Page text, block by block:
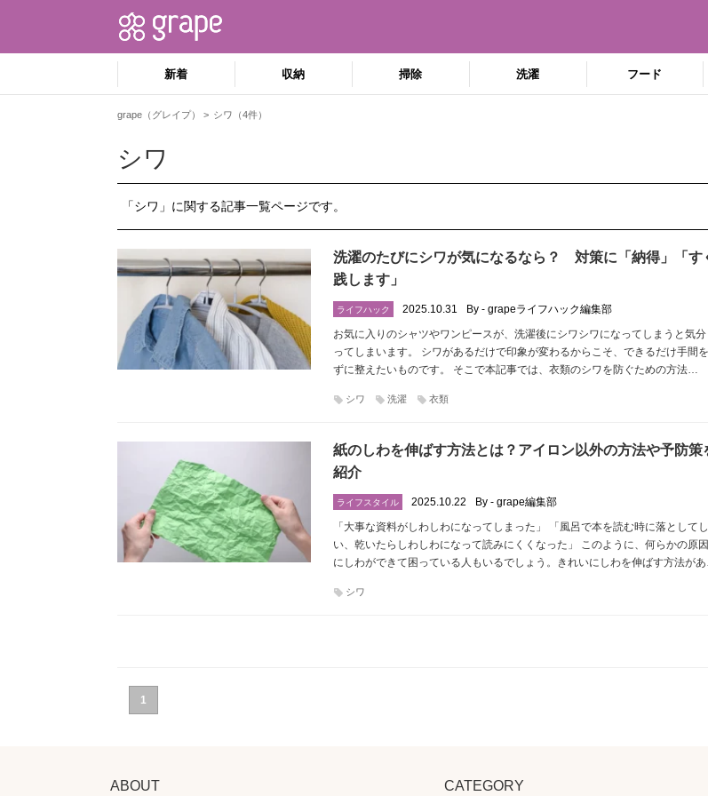
新着 収納 掃除 洗濯 フード
grape（グレイプ） シワ（4件）
シワ
「シワ」に関する記事一覧ページです。
洗濯のたびにシワが気になるなら？ 対策に「納得」「す
践します」
ライフハック 2025.10.31
By - grapeライフハック編集部
お気に入りのシャツやワンピースが、洗濯後にシワシワになってしまうと気
ってしまいます。 シワがあるだけで印象が変わるからこそ、できるだけ手間
ずに整えたいものです。 そこで本記事では、衣類のシワを防ぐための方法…
シワ 洗濯 衣類
紙のしわを伸ばす方法とは？アイロン以外の方法や予防策
紹介
ライフスタイル 2025.10.22
By - grape編集部
「大事な資料がしわしわになってしまった」 「風呂で本を読む時に落として
い、乾いたらしわしわになって読みにくくなった」 このように、何らかの原
にしわができて困っている人もいるでしょう。きれいにしわを伸ばす方法が
シワ
1
ABOUT CATEGORY